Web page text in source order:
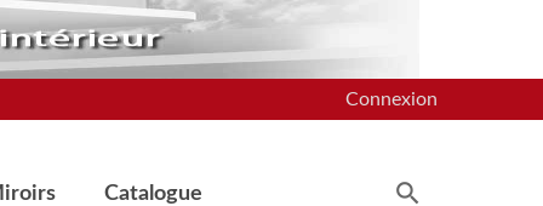
Connexion
Catalogue